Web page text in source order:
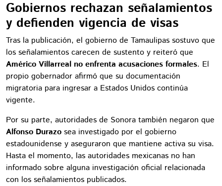
Gobiernos rechazan señalamientos
y defienden vigencia de visas
Tras la publicación, el gobierno de Tamaulipas sostuvo que
los señalamientos carecen de sustento y reiteró que
Américo Villarreal no enfrenta acusaciones formales. El
propio gobernador afirmó que su documentación
migratoria para ingresar a Estados Unidos continúa
vigente.
Por su parte, autoridades de Sonora también negaron que
Alfonso Durazo sea investigado por el gobierno
estadounidense y aseguraron que mantiene activa su visa.
Hasta el momento, las autoridades mexicanas no han
informado sobre alguna investigación oficial relacionada
con los señalamientos publicados.